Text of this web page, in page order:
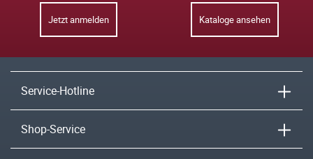
Jetzt anmelden Kataloge ansehen
Service-Hotline
Shop-Service